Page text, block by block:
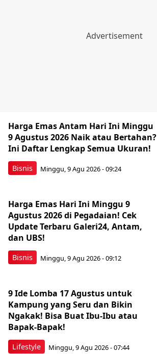
Bisnis
Harga Emas Antam Hari Ini Minggu
9 Agustus 2026 Naik atau Bertahan?
Ini Daftar Lengkap Semua Ukuran!
Minggu, 9 Agu 2026 - 09:24
Bisnis
Harga Emas Hari Ini Minggu 9
Agustus 2026 di Pegadaian! Cek
Update Terbaru Galeri24, Antam,
dan UBS!
Minggu, 9 Agu 2026 - 09:12
Lifestyle
9 Ide Lomba 17 Agustus untuk
Kampung yang Seru dan Bikin
Ngakak! Bisa Buat Ibu-Ibu atau
Bapak-Bapak!
Minggu, 9 Agu 2026 - 07:44